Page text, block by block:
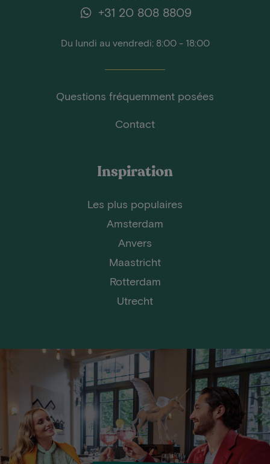
+31 20 808 8809
Du lundi au vendredi: 8:00 - 18:00
Questions fréquemment posées
Contact
Inspiration
Les plus populaires
Amsterdam
Anvers
Maastricht
Rotterdam
Utrecht